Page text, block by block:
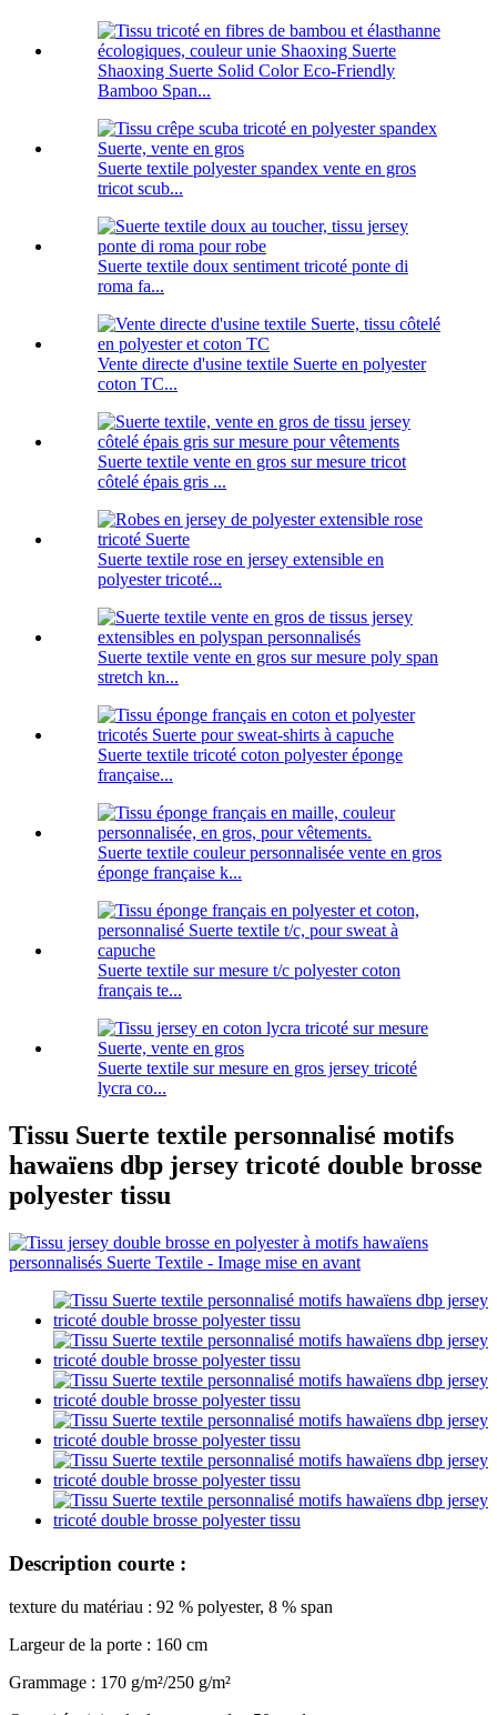
Shaoxing Suerte Solid Color Eco-Friendly
Bamboo Span...
Suerte textile polyester spandex vente en gros
tricot scub...
Suerte textile doux sentiment tricoté ponte di
roma fa...
Vente directe d'usine textile Suerte en polyester
coton TC...
Suerte textile vente en gros sur mesure tricot
côtelé épais gris ...
Suerte textile rose en jersey extensible en
polyester tricoté...
Suerte textile vente en gros sur mesure poly span
stretch kn...
Suerte textile tricoté coton polyester éponge
française...
Suerte textile couleur personnalisée vente en gros
éponge française k...
Suerte textile sur mesure t/c polyester coton
français te...
Suerte textile sur mesure en gros jersey tricoté
lycra co...
Tissu Suerte textile personnalisé motifs
hawaïens dbp jersey tricoté double brosse
polyester tissu
Description courte :
texture du matériau : 92 % polyester, 8 % span
Largeur de la porte : 160 cm
Grammage : 170 g/m²/250 g/m²